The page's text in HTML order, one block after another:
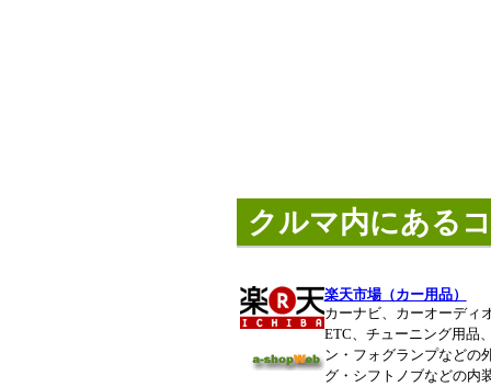
クルマ内にある
楽天市場（カー用品）
カーナビ、カーオーディ
ETC、チューニング用品
ン・フォグランプなどの
グ・シフトノブなどの内